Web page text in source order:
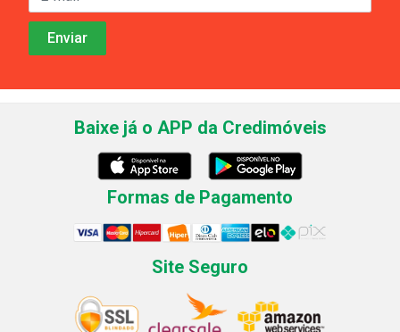
Baixe já o APP da Credimóveis
Formas de Pagamento
Site Seguro